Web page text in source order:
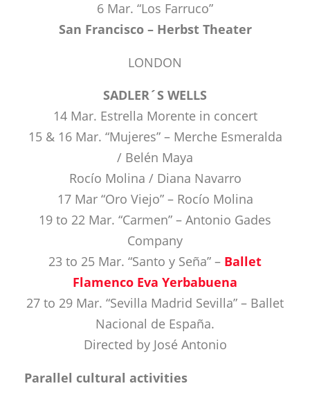
6 Mar. “Los Farruco”
San Francisco – Herbst Theater
LONDON
SADLER´S WELLS
14 Mar. Estrella Morente in concert
15 & 16 Mar. “Mujeres” – Merche Esmeralda
/ Belén Maya
Rocío Molina / Diana Navarro
17 Mar “Oro Viejo” – Rocío Molina
19 to 22 Mar. “Carmen” – Antonio Gades
Company
23 to 25 Mar. “Santo y Seña” – Ballet
Flamenco Eva Yerbabuena
27 to 29 Mar. “Sevilla Madrid Sevilla” – Ballet
Nacional de España.
Directed by José Antonio
Parallel cultural activities